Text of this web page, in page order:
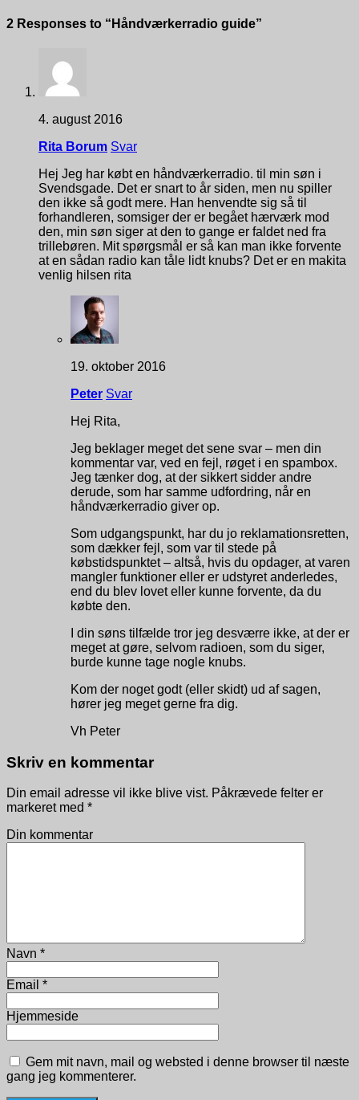
2 Responses to “Håndværkerradio guide”
4. august 2016
Rita Borum Svar
Hej Jeg har købt en håndværkerradio. til min søn i
Svendsgade. Det er snart to år siden, men nu spiller
den ikke så godt mere. Han henvendte sig så til
forhandleren, somsiger der er begået hærværk mod
den, min søn siger at den to gange er faldet ned fra
trillebøren. Mit spørgsmål er så kan man ikke forvente
at en sådan radio kan tåle lidt knubs? Det er en makita
venlig hilsen rita
19. oktober 2016
Peter Svar
Hej Rita,
Jeg beklager meget det sene svar – men din
kommentar var, ved en fejl, røget i en spambox.
Jeg tænker dog, at der sikkert sidder andre
derude, som har samme udfordring, når en
håndværkerradio giver op.
Som udgangspunkt, har du jo reklamationsretten,
som dækker fejl, som var til stede på
købstidspunktet – altså, hvis du opdager, at varen
mangler funktioner eller er udstyret anderledes,
end du blev lovet eller kunne forvente, da du
købte den.
I din søns tilfælde tror jeg desværre ikke, at der er
meget at gøre, selvom radioen, som du siger,
burde kunne tage nogle knubs.
Kom der noget godt (eller skidt) ud af sagen,
hører jeg meget gerne fra dig.
Vh Peter
Skriv en kommentar
Din email adresse vil ikke blive vist. Påkrævede felter er
markeret med *
Din kommentar
Navn *
Email *
Hjemmeside
Gem mit navn, mail og websted i denne browser til næste
gang jeg kommenterer.